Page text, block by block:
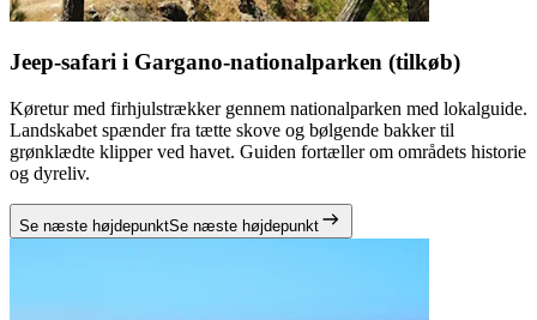
Jeep-safari i Gargano-nationalparken (tilkøb)
Køretur med firhjulstrækker gennem nationalparken med lokalguide.
Landskabet spænder fra tætte skove og bølgende bakker til
grønklædte klipper ved havet. Guiden fortæller om områdets historie
og dyreliv.
Se næste højdepunktSe næste højdepunkt